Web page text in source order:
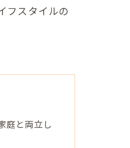
フスタイルの
庭と両立し